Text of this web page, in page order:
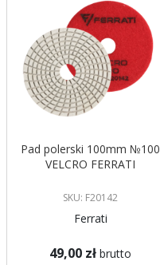
Pad polerski 100mm №100
VELCRO FERRATI
SKU: F20142
Ferrati
49,00 zł brutto